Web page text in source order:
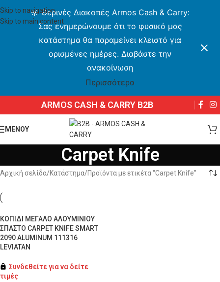
Skip to navigation
Skip to main content
☀️ Θερινές Διακοπές Armos Cash & Carry:
Σας ενημερώνουμε ότι το φυσικό μας
κατάστημα θα παραμείνει κλειστό για
ορισμένες ημέρες. Διαβάστε την
ανακοίνωση
Περισσότερα
ARMOS CASH & CARRY B2B
ΜΕΝΟΥ
Carpet Knife
Αρχική σελίδα Κατάστημα Προϊόντα με ετικέτα “Carpet Knife”
ΚΟΠΙΔΙ ΜΕΓΑΛΟ ΑΛΟΥΜΙΝΙΟΥ
ΣΠΑΣΤΟ CARPET KNIFE SMART
2090 ALUMINUM 111316
LEVIATAN
Συνδεθείτε για να δείτε
τιμές